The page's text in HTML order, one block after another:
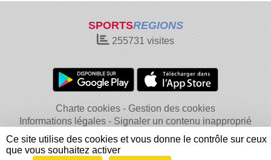
SPORTSREGIONS
255731 visites
Charte cookies
Gestion des cookies
Informations légales
Signaler un contenu inapproprié
Ce site utilise des cookies et vous donne le contrôle sur ceux
que vous souhaitez activer